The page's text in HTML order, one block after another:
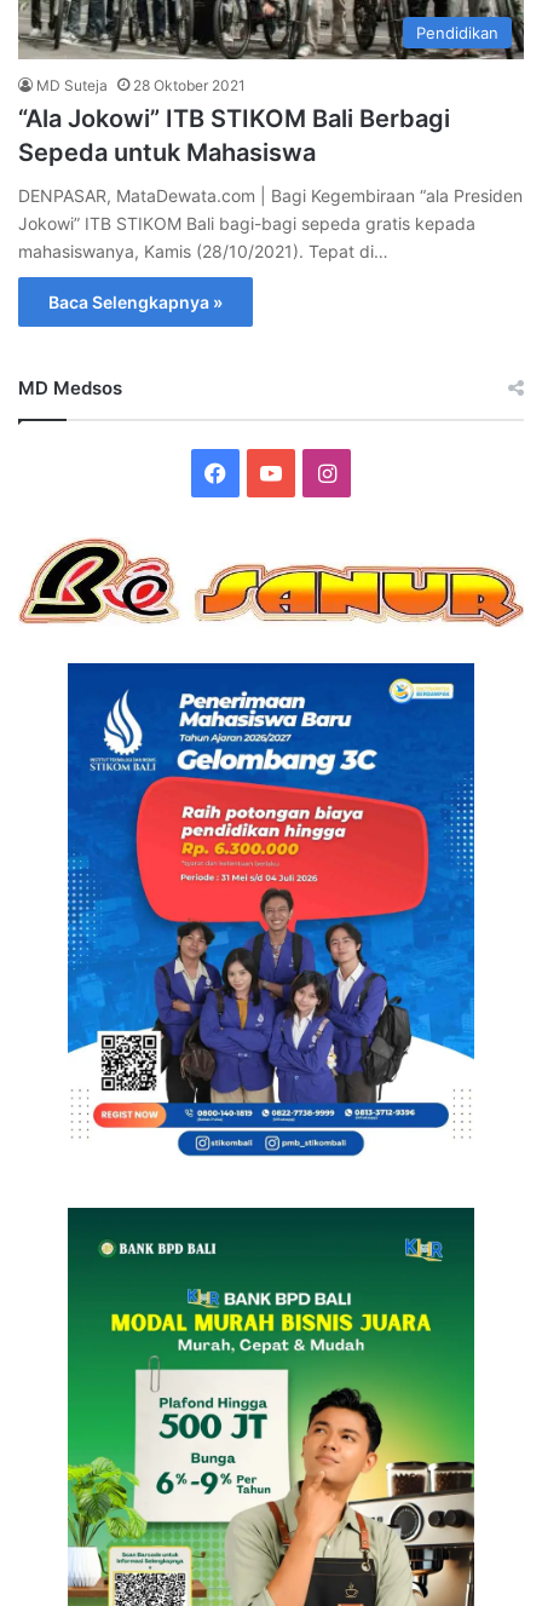
Pendidikan
MD Suteja 28 Oktober 2021
“Ala Jokowi” ITB STIKOM Bali Berbagi
Sepeda untuk Mahasiswa
DENPASAR, MataDewata.com | Bagi Kegembiraan “ala Presiden
Jokowi” ITB STIKOM Bali bagi-bagi sepeda gratis kepada
mahasiswanya, Kamis (28/10/2021). Tepat di…
Baca Selengkapnya »
MD Medsos
Facebook
YouTubeInstagram